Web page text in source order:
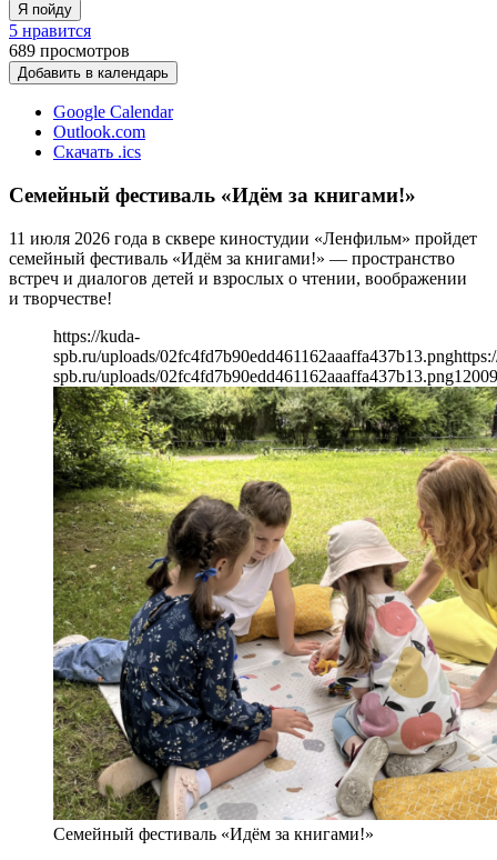
Я пойду
5 нравится
689 просмотров
Добавить в календарь
Google Calendar
Outlook.com
Скачать .ics
Семейный фестиваль «Идём за книгами!»
11 июля 2026 года в сквере киностудии «Ленфильм» пройдет
семейный фестиваль «Идём за книгами!» — пространство
встреч и диалогов детей и взрослых о чтении, воображении
и творчестве!
https://kuda-
spb.ru/uploads/02fc4fd7b90edd461162aaaffa437b13.png
spb.ru/uploads/02fc4fd7b90edd461162aaaffa437b13.png1200
Семейный фестиваль «Идём за книгами!»